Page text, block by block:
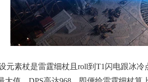
元素杖是雷霆细杖且roll到T1闪电跟冰